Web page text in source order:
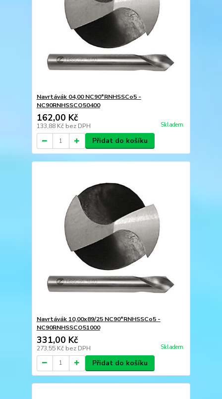
Navrtávák 04,00 NC90°RNHSSCo5 -
NC90RNHSSCO50400
162,00 Kč
133,88 Kč bez DPH Skladem
Přidat do košíku
Navrtávák 10,00x89/25 NC90°RNHSSCo5 -
NC90RNHSSCO51000
331,00 Kč
273,55 Kč bez DPH Skladem
Přidat do košíku